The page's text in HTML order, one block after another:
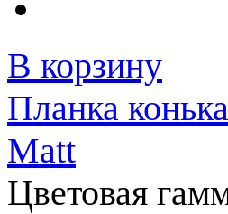
В корзину
Планка
Matt
Цветовая